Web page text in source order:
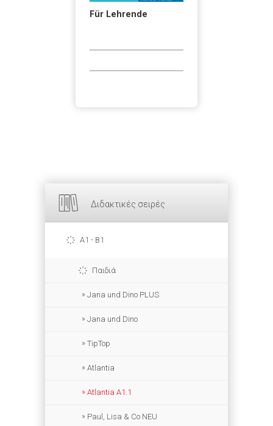
Διδακτικές σειρές
A1 - B1
Παιδιά
Jana und Dino PLUS
Jana und Dino
TipTop
Atlantia
Atlantia A1.1
Paul, Lisa & Co NEU
Für Lehrende